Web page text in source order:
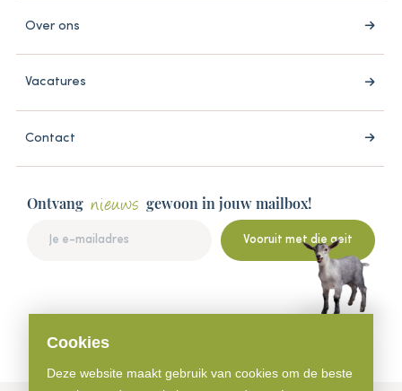
Cookies
Deze website maakt gebruik van cookies om de beste
Over ons
Vacatures
Contact
Ontvang nieuws gewoon in jouw mailbox!
Vooruit met die geit